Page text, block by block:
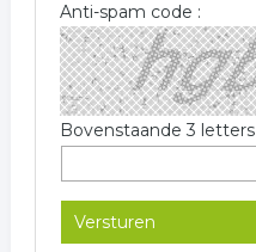
Anti-spam code :
Bovenstaande 3 letters